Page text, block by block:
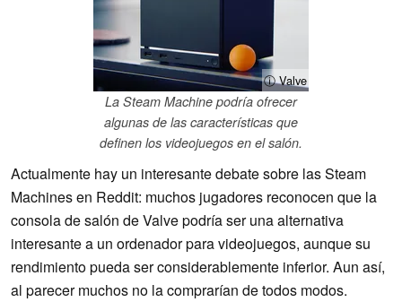
ⓘ Valve
La Steam Machine podría ofrecer
algunas de las características que
definen los videojuegos en el salón.
Actualmente hay un interesante debate sobre las Steam
Machines en Reddit: muchos jugadores reconocen que la
consola de salón de Valve podría ser una alternativa
interesante a un ordenador para videojuegos, aunque su
rendimiento pueda ser considerablemente inferior. Aun así,
al parecer muchos no la comprarían de todos modos.